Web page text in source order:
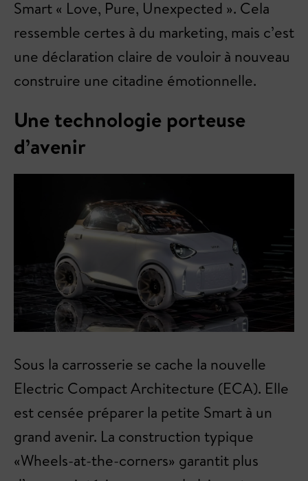
Smart « Love, Pure, Unexpected ». Cela
ressemble certes à du marketing, mais c’est
une déclaration claire de vouloir à nouveau
construire une citadine émotionnelle.
Une technologie porteuse
d’avenir
Sous la carrosserie se cache la nouvelle
Electric Compact Architecture (ECA). Elle
est censée préparer la petite Smart à un
grand avenir. La construction typique
«Wheels-at-the-corners» garantit plus